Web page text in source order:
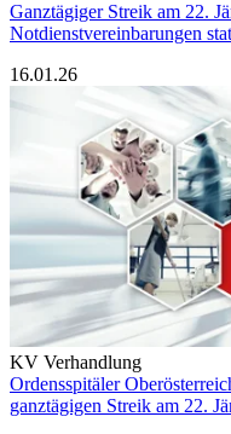
Ganztägiger Streik am 22.
Notdienstvereinbarungen
16.01.26
KV Verhandlung
Ordensspitäler
ganztägigen Streik am 22.